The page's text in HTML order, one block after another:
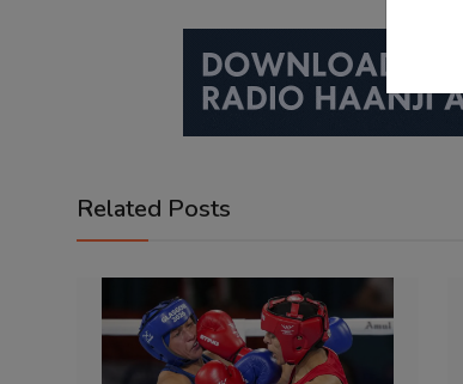
Related Posts